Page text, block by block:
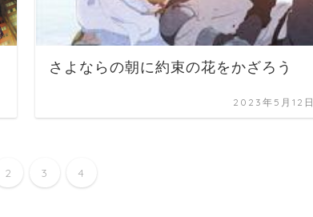
さよならの朝に約束の花をかざろう
2023年5月12日
2 3 4